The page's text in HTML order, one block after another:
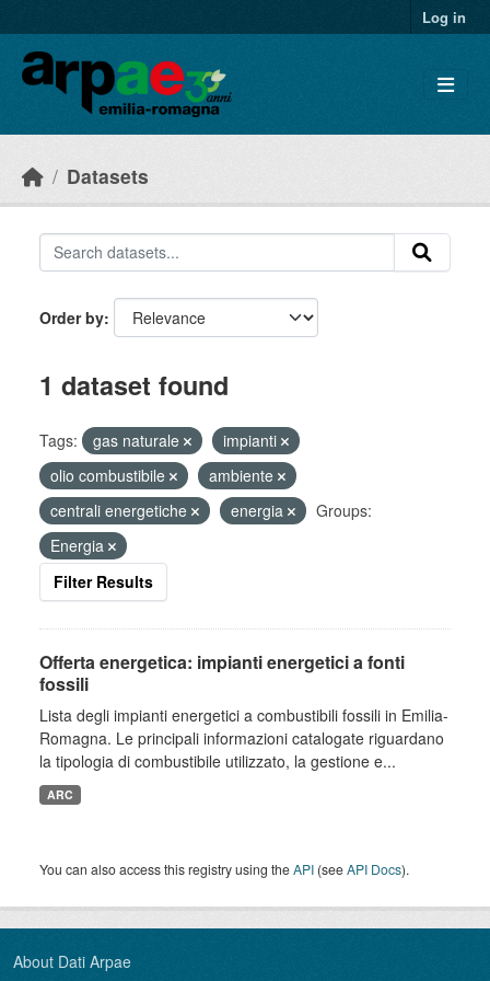
Log in
Datasets
Order by
1 dataset found
Tags: gas naturale
impianti
olio combustibile
ambiente
centrali energetiche
energia
Groups:
Energia
Filter Results
Offerta energetica: impianti energetici a fonti
fossili
Lista degli impianti energetici a combustibili fossili in Emilia-
Romagna. Le principali informazioni catalogate riguardano
la tipologia di combustibile utilizzato, la gestione e...
ARC
You can also access this registry using theAPI (seeAPI Docs).
About Dati Arpae